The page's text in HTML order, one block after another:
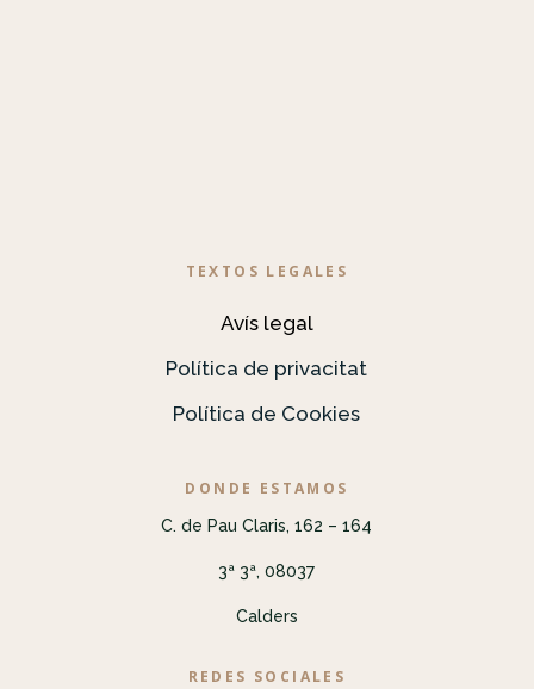
TEXTOS LEGALES
Avís legal
Política de privacitat
Política de Cookies
DONDE ESTAMOS
C. de Pau Claris, 162 – 164
3ª 3ª, 08037
Calders
REDES SOCIALES